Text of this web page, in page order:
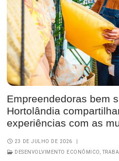
Empreendedoras bem
Hortolândia
experiências com as
23 DE JULHO DE 2026
DESENVOLVIMENTO ECONÔMICO,